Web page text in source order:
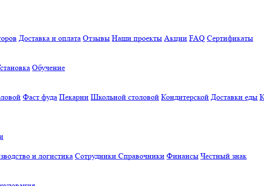
Доставка и оплата Отзывы Наши проекты Акции FAQ Сертификаты
Обучение
Фаст фуда Пекарни Школьной столовой Кондитерской Доставки еды
и логистика Сотрудники Справочники Финансы Честный знак